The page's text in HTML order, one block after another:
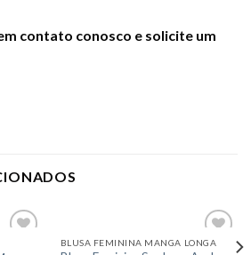
contato conosco e solicite um
BLUSA FEMININA MANGA LONGA